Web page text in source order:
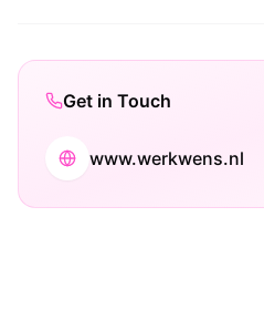
Get in Touch
www.werkwens.nl